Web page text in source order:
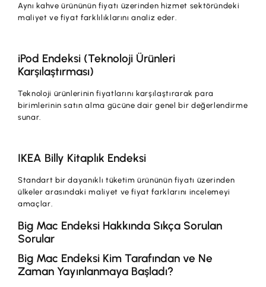
Aynı kahve ürününün fiyatı üzerinden hizmet sektöründeki
maliyet ve fiyat farklılıklarını analiz eder.
iPod Endeksi (Teknoloji Ürünleri
Karşılaştırması)
Teknoloji ürünlerinin fiyatlarını karşılaştırarak para
birimlerinin satın alma gücüne dair genel bir değerlendirme
sunar.
IKEA Billy Kitaplık Endeksi
Standart bir dayanıklı tüketim ürününün fiyatı üzerinden
ülkeler arasındaki maliyet ve fiyat farklarını incelemeyi
amaçlar.
Big Mac Endeksi Hakkında Sıkça Sorulan
Sorular
Big Mac Endeksi Kim Tarafından ve Ne
Zaman Yayınlanmaya Başladı?